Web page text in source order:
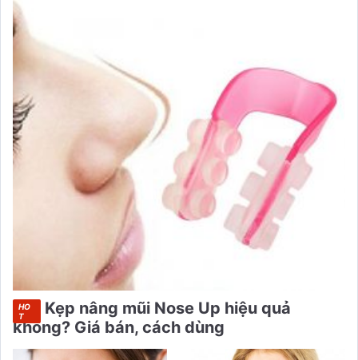
Kẹp nâng mũi Nose Up hiệu quả
không? Giá bán, cách dùng